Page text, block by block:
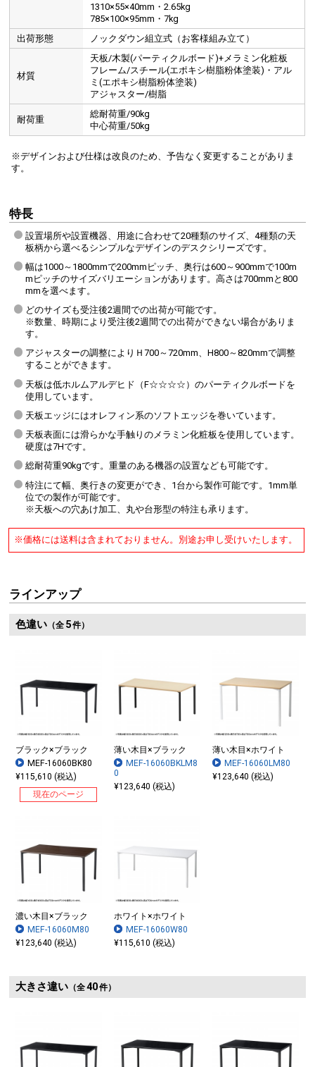
1310×55×40mm・2.65kg
785×100×95mm・7kg
出荷形態
ノックダウン組立式（お客様組み立て）
材質
天板/木製(パーティクルボード)+メラミン化粧板
フレーム/スチール(エポキシ樹脂粉体塗装)・アル
ミ(エポキシ樹脂粉体塗装)
アジャスター/樹脂
耐荷重
総耐荷重/90kg
中心荷重/50kg
※デザインおよび仕様は改良のため、予告なく変更することがありま
す。
特長
設置場所や設置機器、用途に合わせて20種類のサイズ、4種類の天
板柄から選べるシンプルなデザインのデスクシリーズです。
幅は1000～1800mmで200mmピッチ、奥行は600～900mmで100m
mピッチのサイズバリエーションがあります。高さは700mmと800
mmを選べます。
どのサイズも受注後2週間での出荷が可能です。
※数量、時期により受注後2週間での出荷ができない場合がありま
す。
アジャスターの調整によりＨ700～720mm、H800～820mmで調整
することができます。
天板は低ホルムアルデヒド（F☆☆☆☆）のパーティクルボードを
使用しています。
天板エッジにはオレフィン系のソフトエッジを巻いています。
天板表面には滑らかな手触りのメラミン化粧板を使用しています。
硬度は7Hです。
総耐荷重90kgです。重量のある機器の設置なども可能です。
特注にて幅、奥行きの変更ができ、1台から製作可能です。1mm単
位での製作が可能です。
※天板への穴あけ加工、丸や台形型の特注も承ります。
※価格には送料は含まれておりません。別途お申し受けいたします。
ラインアップ
色違い（全 5件）
ブラック×ブラック
MEF-16060BK80
¥115,610 (税込)
現在のページ
薄い木目×ブラック
MEF-16060BKLM8
0
¥123,640 (税込)
薄い木目×ホワイト
MEF-16060LM80
¥123,640 (税込)
濃い木目×ブラック
MEF-16060M80
¥123,640 (税込)
ホワイト×ホワイト
MEF-16060W80
¥115,610 (税込)
大きさ違い（全40件）